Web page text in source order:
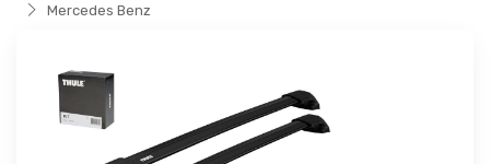
Mercedes Benz